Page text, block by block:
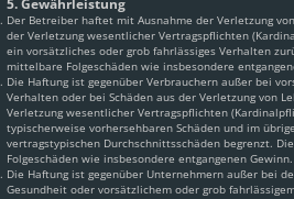
Der Betreiber haftet mit Ausnahme der Verletzung
der Verletzung wesentlicher Vertragspflichten
ein vorsätzliches oder grob fahrlässiges Verhalten
mittelbare Folgeschäden wie insbesondere
Die Haftung ist gegenüber Verbrauchern außer bei
Verhalten oder bei Schäden aus der Verletzung von
Verletzung wesentlicher Vertragspflichten
typischerweise vorhersehbaren Schäden und im
vertragstypischen Durchschnittsschäden begrenzt.
Folgeschäden wie insbesondere entgangenen Gewinn.
Die Haftung ist gegenüber Unternehmern außer bei
Gesundheit oder vorsätzlichem oder grob